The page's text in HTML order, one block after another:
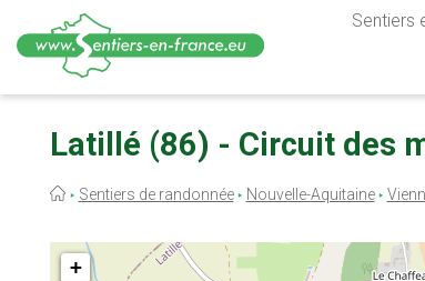
contenu
Sentiers
Latillé (86) - Circuit des
Fil
Sentiers de randonnée Nouvelle-Aquitaine
+